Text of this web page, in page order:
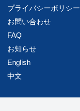
プライバシーポリシー
お問い合わせ
FAQ
お知らせ
English
中文